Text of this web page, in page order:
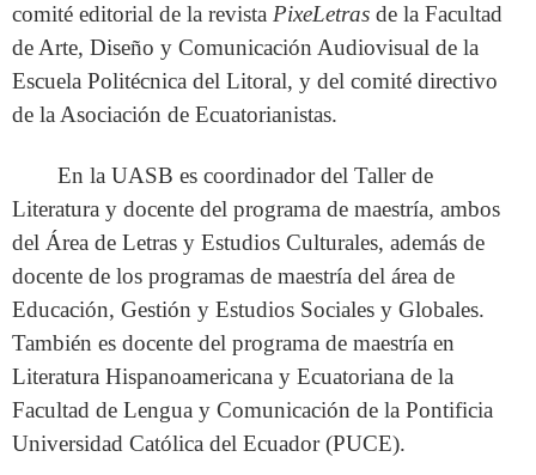
comité editorial de la revista PixeLetras de la Facultad
de Arte, Diseño y Comunicación Audiovisual de la
Escuela Politécnica del Litoral, y del comité directivo
de la Asociación de Ecuatorianistas.
En la UASB es coordinador del Taller de
Literatura y docente del programa de maestría, ambos
del Área de Letras y Estudios Culturales, además de
docente de los programas de maestría del área de
Educación, Gestión y Estudios Sociales y Globales.
También es docente del programa de maestría en
Literatura Hispanoamericana y Ecuatoriana de la
Facultad de Lengua y Comunicación de la Pontificia
Universidad Católica del Ecuador (PUCE).